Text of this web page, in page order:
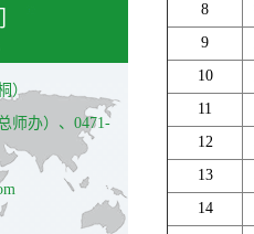
）
师办）、0471-
8
9
10
11
12
13
14